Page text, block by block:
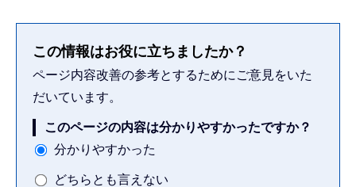
この情報はお役に立ちましたか？
ページ内容改善の参考とするためにご意見をいた
だいています。
このページの内容は分かりやすかったですか？
分かりやすかった
どちらとも言えない